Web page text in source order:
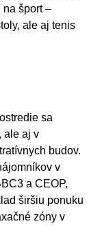
na šport –
ale aj tenis
sa
ale aj v
budov.
v
a CEOP,
širšiu ponuku
zóny v